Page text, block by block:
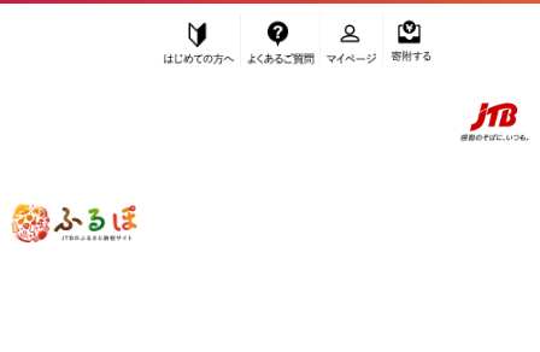
ふるぽ JTBのふるさと納税サイト
「ふるさと納税」TOP